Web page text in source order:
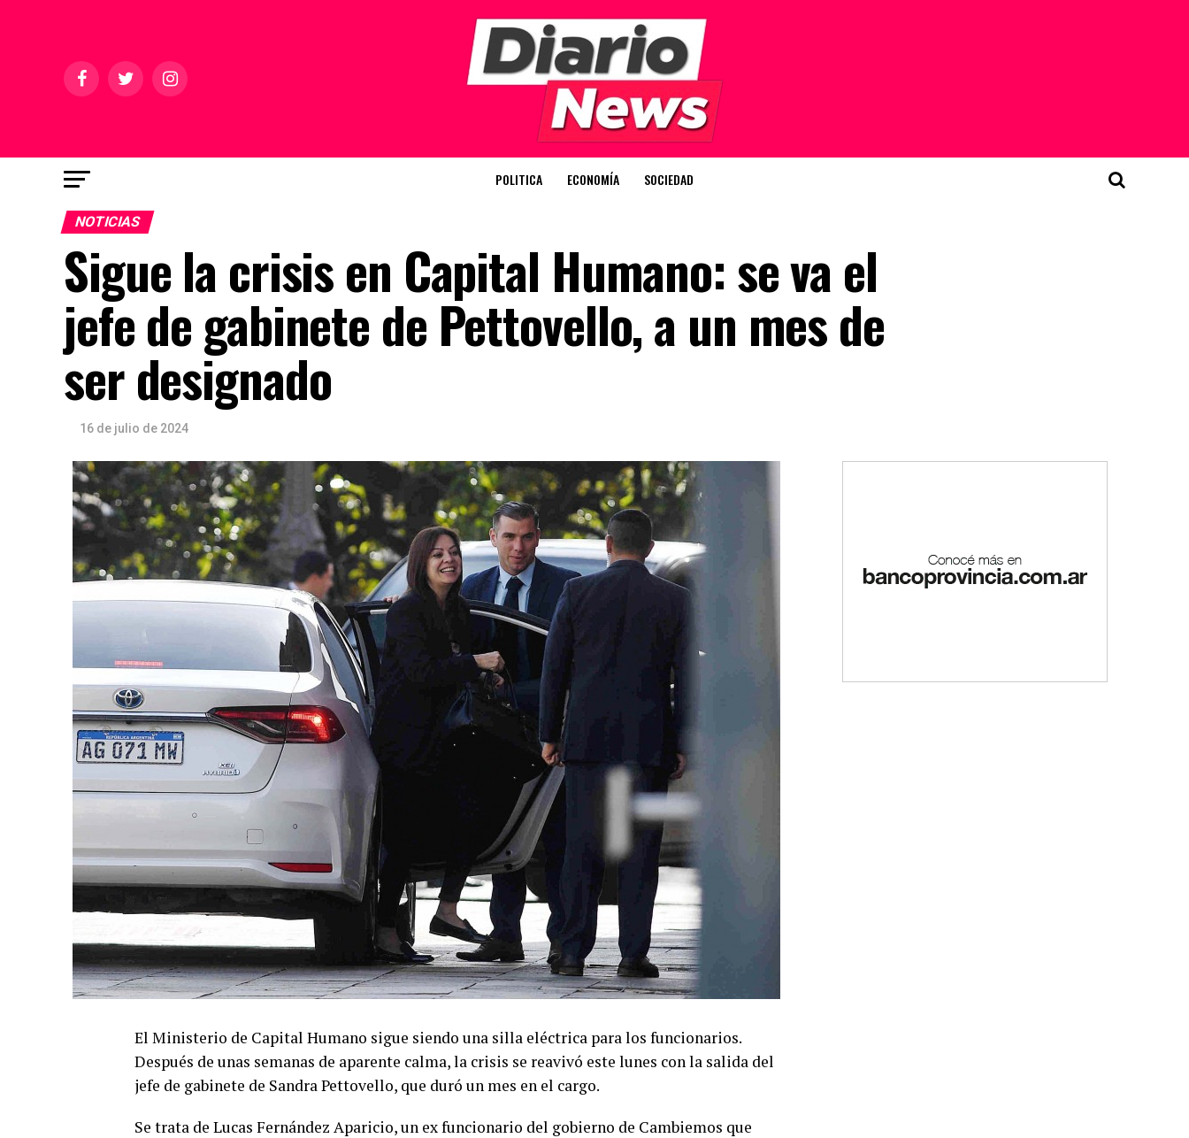
POLITICA ECONOMÍA SOCIEDAD
NOTICIAS
Sigue la crisis en Capital Humano: se va el
jefe de gabinete de Pettovello, a un mes de
ser designado
16 de julio de 2024
El Ministerio de Capital Humano sigue siendo una silla eléctrica para los funcionarios.
Después de unas semanas de aparente calma, la crisis se reavivó este lunes con la salida del
jefe de gabinete de Sandra Pettovello, que duró un mes en el cargo.
Se trata de Lucas Fernández Aparicio, un ex funcionario del gobierno de Cambiemos que